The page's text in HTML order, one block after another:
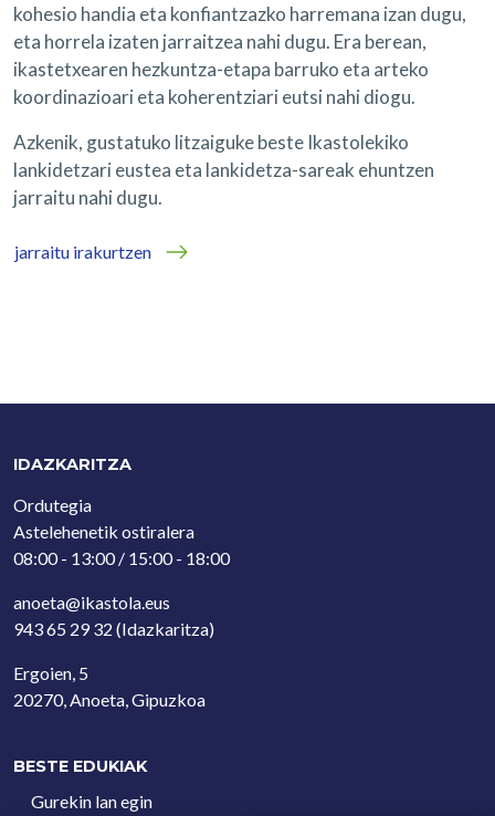
kohesio handia eta konfiantzazko harremana izan dugu,
eta horrela izaten jarraitzea nahi dugu. Era berean,
ikastetxearen hezkuntza-etapa barruko eta arteko
koordinazioari eta koherentziari eutsi nahi diogu.
Azkenik, gustatuko litzaiguke beste Ikastolekiko
lankidetzari eustea eta lankidetza-sareak ehuntzen
jarraitu nahi dugu.
jarraitu irakurtzen
IDAZKARITZA
Ordutegia
Astelehenetik ostiralera
08:00 - 13:00 / 15:00 - 18:00
anoeta@ikastola.eus
943 65 29 32 (Idazkaritza)
Ergoien, 5
20270, Anoeta, Gipuzkoa
BESTE EDUKIAK
Gurekin lan egin